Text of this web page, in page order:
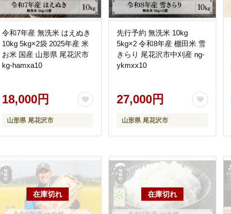
令和7年産 無洗米 はえぬき
10kg 5kg×2袋 2025年産 米
お米 国産 山形県 尾花沢市
kg-hamxa10
18,000円
山形県 尾花沢市
先行予約 無洗米 10kg
5kg×2 令和8年産 棚田米 雪
きらり 尾花沢市中刈産 ng-
ykmxx10
27,000円
山形県 尾花沢市